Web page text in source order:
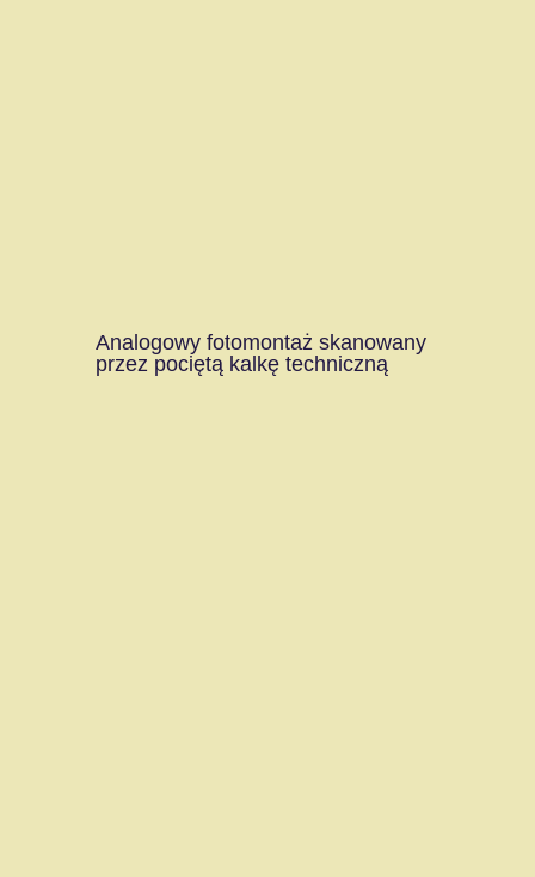
Analogowy fotomontaż skanowany
przez pociętą kalkę techniczną